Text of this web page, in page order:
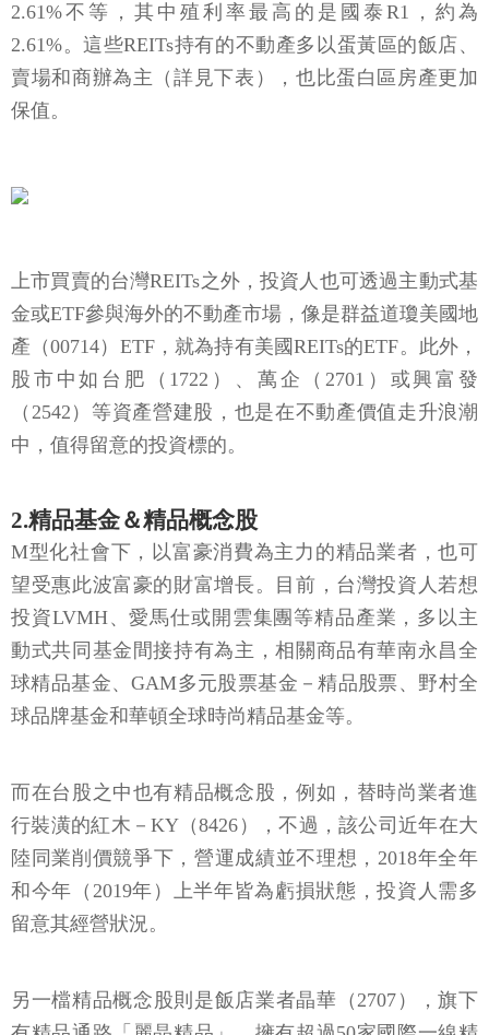
2.61%不等，其中殖利率最高的是國泰R1，約為
2.61%。這些REITs持有的不動產多以蛋黃區的飯店、
賣場和商辦為主（詳見下表），也比蛋白區房產更加
保值。
上市買賣的台灣REITs之外，投資人也可透過主動式基
金或ETF參與海外的不動產市場，像是群益道瓊美國地
產（00714）ETF，就為持有美國REITs的ETF。此外，
股市中如台肥（1722）、萬企（2701）或興富發
（2542）等資產營建股，也是在不動產價值走升浪潮
中，值得留意的投資標的。
2.精品基金＆精品概念股
M型化社會下，以富豪消費為主力的精品業者，也可
望受惠此波富豪的財富增長。目前，台灣投資人若想
投資LVMH、愛馬仕或開雲集團等精品產業，多以主
動式共同基金間接持有為主，相關商品有華南永昌全
球精品基金、GAM多元股票基金－精品股票、野村全
球品牌基金和華頓全球時尚精品基金等。
而在台股之中也有精品概念股，例如，替時尚業者進
行裝潢的紅木－KY（8426），不過，該公司近年在大
陸同業削價競爭下，營運成績並不理想，2018年全年
和今年（2019年）上半年皆為虧損狀態，投資人需多
留意其經營狀況。
另一檔精品概念股則是飯店業者晶華（2707），旗下